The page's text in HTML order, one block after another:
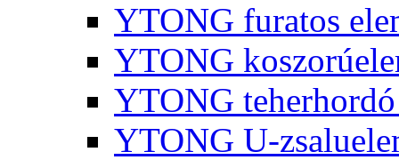
YTONG furatos
YTONG
YTONG
YTONG U-